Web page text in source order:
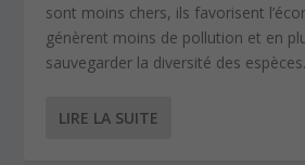
sont moins chers, ils favorisent
génèrent moins de pollution et en
sauvegarder la diversité des espèces.
LIRE LA SUITE